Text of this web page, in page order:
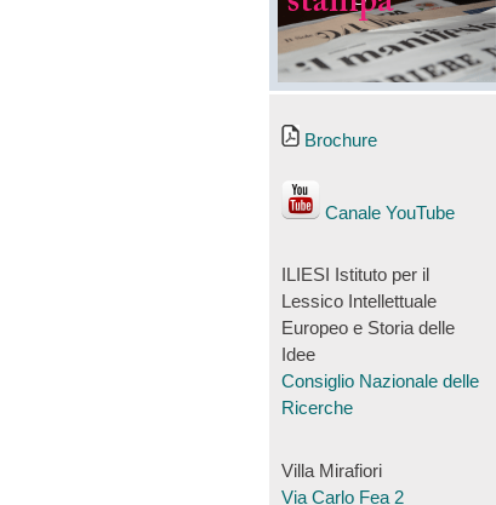
Brochure
Canale YouTube
ILIESI Istituto per il
Lessico Intellettuale
Europeo e Storia delle
Idee
Consiglio Nazionale delle
Ricerche
Villa Mirafiori
Via Carlo Fea 2